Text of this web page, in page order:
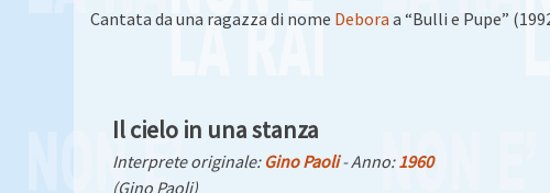
Cantata da una ragazza di nome Debora a “Bulli e Pupe”
Il cielo in una stanza
Interprete originale: Gino Paoli- Anno:1960
(Gino Paoli)